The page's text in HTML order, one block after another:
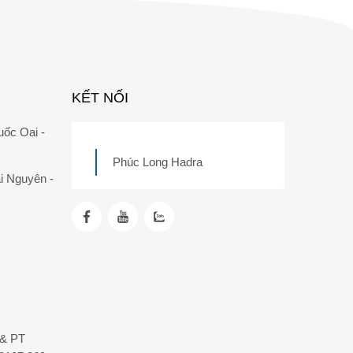
Oai -
Nguyên -
PT
KẾT NỐI
Phúc Long Hadra